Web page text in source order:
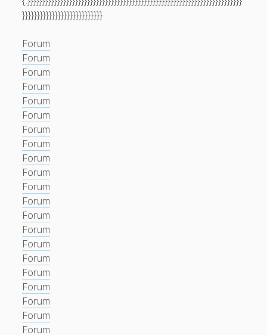
}}}}}}}}}}}}}}}}}}}}}}}}}}}
Forum
Forum
Forum
Forum
Forum
Forum
Forum
Forum
Forum
Forum
Forum
Forum
Forum
Forum
Forum
Forum
Forum
Forum
Forum
Forum
Forum